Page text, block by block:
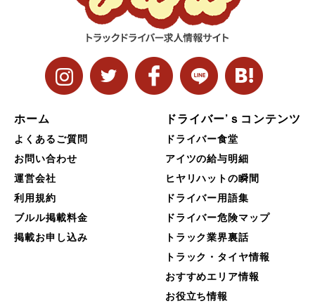
ホーム
よくあるご質問
お問い合わせ
運営会社
利用規約
ブルル掲載料金
掲載お申し込み
ドライバー’ｓコンテンツ
ドライバー食堂
アイツの給与明細
ヒヤリハットの瞬間
ドライバー用語集
ドライバー危険マップ
トラック業界裏話
トラック・タイヤ情報
おすすめエリア情報
お役立ち情報